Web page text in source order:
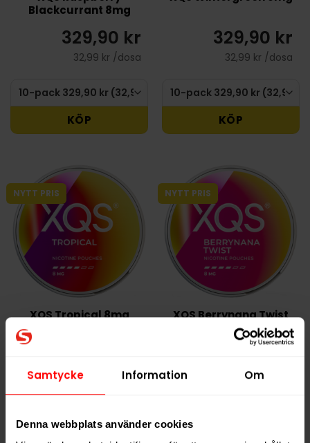
Samtycke Information Om
Denna webbplats använder cookies
Blackcurrant 8mg
329,90 kr
32,99 kr /dosa
KÖP
329,90 kr
32,99 kr /dosa
KÖP
NYTT PRIS
XQS Tropical 8mg
32,99 kr /dosa
KÖP
NYTT PRIS
XQS Berrynana Twist
8mg
32,99 kr /dosa